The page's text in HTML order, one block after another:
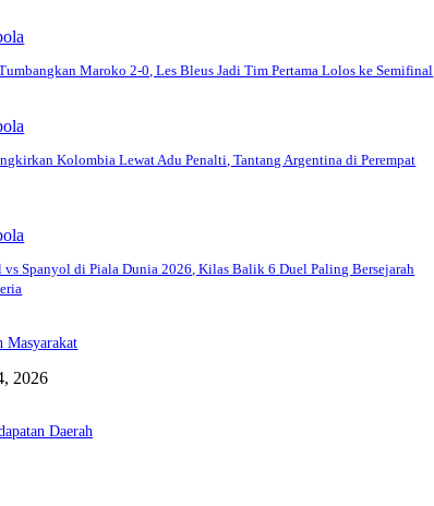
Maroko 2-0, Les Bleus Jadi Tim Pertama Lolos ke Semifinal
Kolombia Lewat Adu Penalti, Tantang Argentina di Perempat
vs Spanyol di Piala Dunia 2026, Kilas Balik 6 Duel Paling Bersejarah
Masyarakat
2026
Daerah